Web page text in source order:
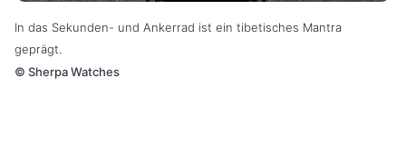
In das Sekunden- und Ankerrad ist ein tibetisches Mantra
geprägt.
© Sherpa Watches